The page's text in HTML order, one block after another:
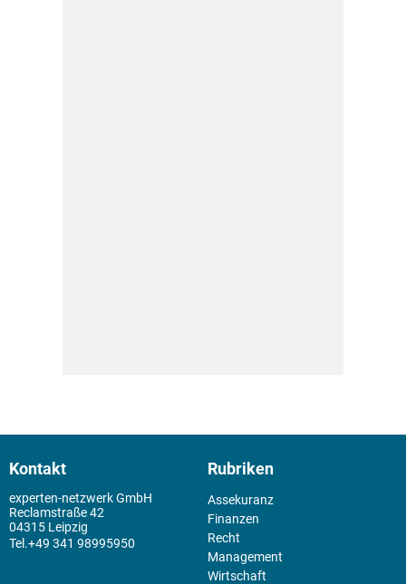
Kontakt
experten-netzwerk GmbH
Reclamstraße 42
04315 Leipzig
+49 341 98995950
Rubriken
Assekuranz
Finanzen
Recht
Management
Wirtschaft